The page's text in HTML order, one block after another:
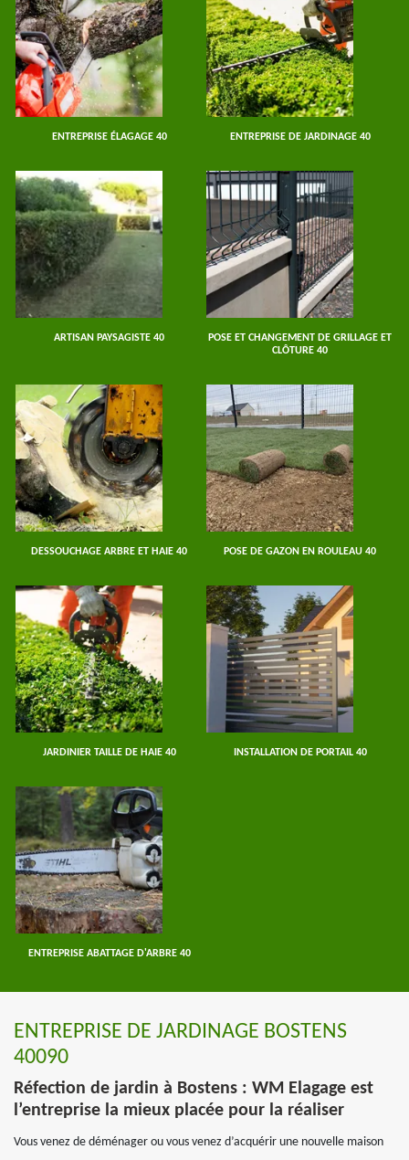
ENTREPRISE ÉLAGAGE 40 ENTREPRISE DE JARDINAGE 40
ARTISAN PAYSAGISTE 40
POSE ET CHANGEMENT DE GRILLAGE ET
CLÔTURE 40
DESSOUCHAGE ARBRE ET HAIE 40 POSE DE GAZON EN ROULEAU 40
JARDINIER TAILLE DE HAIE 40 INSTALLATION DE PORTAIL 40
ENTREPRISE ABATTAGE D'ARBRE 40
ENTREPRISE DE JARDINAGE BOSTENS
40090
Réfection de jardin à Bostens : WM Elagage est
l’entreprise la mieux placée pour la réaliser
Vous venez de déménager ou vous venez d’acquérir une nouvelle maison